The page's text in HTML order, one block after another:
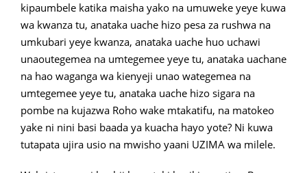
kipaumbele katika maisha yako na umuweke yeye kuwa
wa kwanza tu, anataka uache hizo pesa za rushwa na
umkubari yeye kwanza, anataka uache huo uchawi
unaoutegemea na umtegemee yeye tu, anataka uachane
na hao waganga wa kienyeji unao wategemea na
umtegemee yeye tu, anataka uache hizo sigara na
pombe na kujazwa Roho wake mtakatifu, na matokeo
yake ni nini basi baada ya kuacha hayo yote? Ni kuwa
tutapata ujira usio na mwisho yaani UZIMA wa milele.